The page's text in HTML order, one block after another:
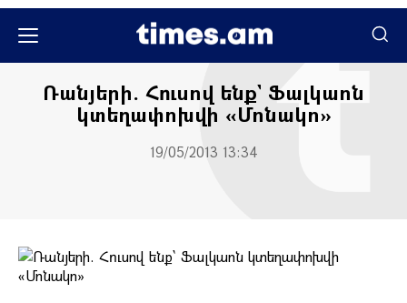
Ռանյերի. Հուսով ենք` Ֆալկաոն
կտեղափոխվի «Մոնակո»
19/05/2013 13:34